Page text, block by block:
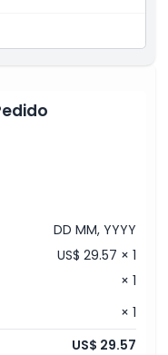
DD MM, YYYY
US$ 29.57 × 1
× 1
× 1
US$ 29.57